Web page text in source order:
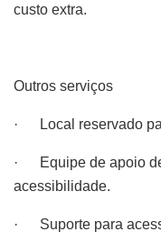
custo extra.
Outros serviços
· Local reservado
· Equipe de apoio
acessibilidade.
· Suporte para